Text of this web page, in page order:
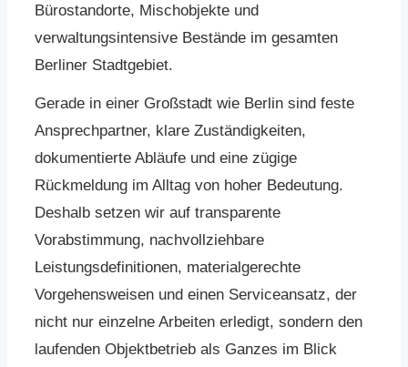
Bürostandorte, Mischobjekte und
verwaltungsintensive Bestände im gesamten
Berliner Stadtgebiet.
Gerade in einer Großstadt wie Berlin sind feste
Ansprechpartner, klare Zuständigkeiten,
dokumentierte Abläufe und eine zügige
Rückmeldung im Alltag von hoher Bedeutung.
Deshalb setzen wir auf transparente
Vorabstimmung, nachvollziehbare
Leistungsdefinitionen, materialgerechte
Vorgehensweisen und einen Serviceansatz, der
nicht nur einzelne Arbeiten erledigt, sondern den
laufenden Objektbetrieb als Ganzes im Blick